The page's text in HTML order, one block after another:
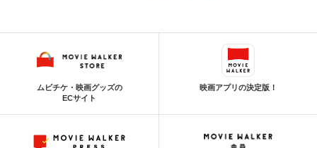
ムビチケ・映画グッズの
ECサイト
映画アプリの決定版！